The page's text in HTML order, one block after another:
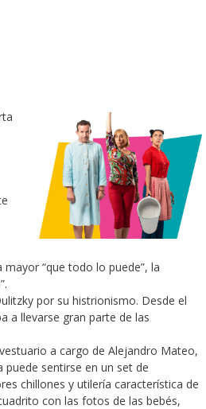
“que todo lo puede”, la
por su histrionismo. Desde el
a llevarse gran parte de las
a cargo de Alejandro Mateo,
puede sentirse en un set de
chillones y utilería característica de
con las fotos de las bebés,